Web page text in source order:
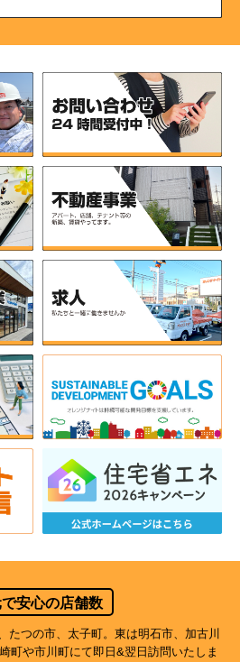
安心の店舗数
たつの市、太子町。東は明石市、加古川
町や市川町にて即日&翌日訪問いたしま